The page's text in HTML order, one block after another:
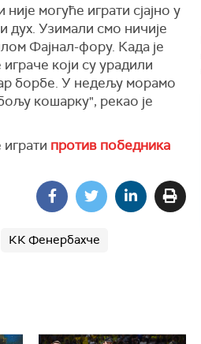
могуће играти сјајно у
Узимали смо ничије
Фајнал-фору. Када је
који су урадили
борбе. У недељу морамо
кошарку", рекао је
против победника
КК Фенербахче